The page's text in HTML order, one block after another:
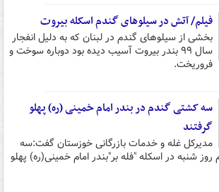
فیلم/ آتش در سیلوهای گندم اسکله بیروت
بخشی از سیلوهای گندم در لبنان که به دلیل انفجار
سال ۹۹ بندر بیروت آسیب دیده بود دوباره سوخت و
فروریخت.
سه کشتی گندم در بندر امام خمینی (ره) پهلو
گرفتند
مدیرکل غله و خدمات بازرگانی خوزستان گفت:سه
شنبه در اسکله "فله بر"بندر امام خمینی(ره) پهلو